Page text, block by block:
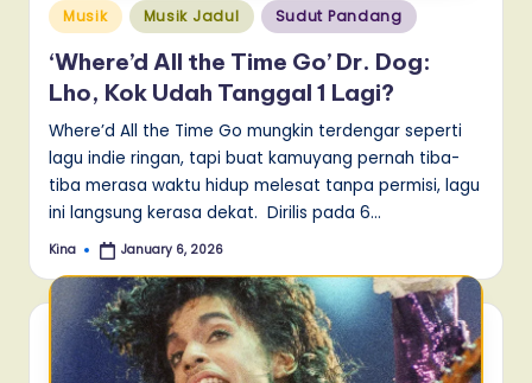
Posted
in
Musik Musik Jadul Sudut Pandang
‘Where’d All the Time Go’ Dr. Dog:
Lho, Kok Udah Tanggal 1 Lagi?
Where’d All the Time Go mungkin terdengar seperti
lagu indie ringan, tapi buat kamuyang pernah tiba-
tiba merasa waktu hidup melesat tanpa permisi, lagu
ini langsung kerasa dekat. Dirilis pada 6…
Posted
Kina January 6, 2026